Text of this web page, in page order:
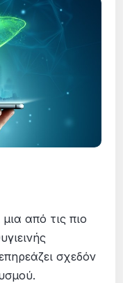
από τις πιο
σχεδόν